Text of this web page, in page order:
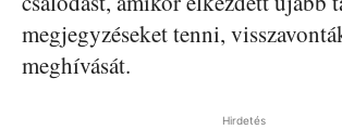
megjegyzéseket tenni,
meghívását.
Hirdetés